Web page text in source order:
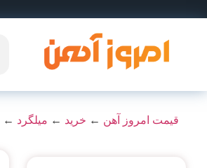
قیمت امروز آهن ← خرید ← میلگرد ←